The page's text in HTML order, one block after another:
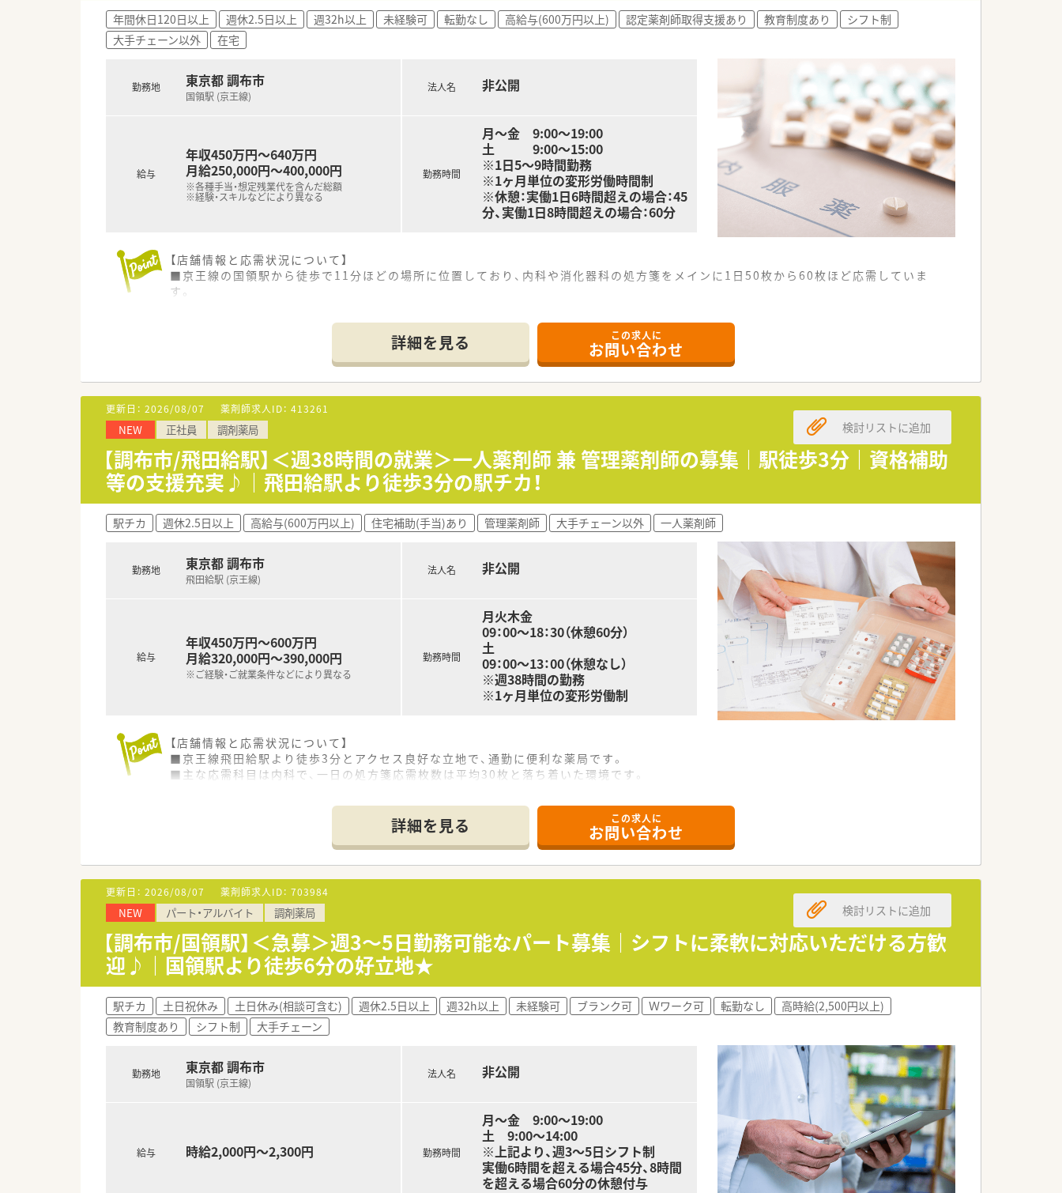
年間休日120日以上 週休2.5日以上 週32h以上 未経験可 転勤なし 高給与(600万円以上) 認定薬剤師取得支援あり 教育制度あり
シフト制
大手チェーン以外
在宅
勤務地 東京都 調布市
国領駅 (京王線)
給与
年収450万円～640万円
月給250,000円～400,000円
※各種手当・想定残業代を含んだ総額
※経験・スキルなどにより異なる
法人名 非公開
勤務時間
月～金 9:00～19:00
土 9:00～15:00
※1日5～9時間勤務
※1ヶ月単位の変形労働時間制
※休憩：実働1日6時間超えの場合：45
分、実働1日8時間超えの場合：60分
【店舗情報と応需状況について】
■京王線の国領駅から徒歩で11分ほどの場所に位置しており、内科や消化器科の処方箋をメインに1日50枚から60枚ほど応需していま
す。
■施設在宅業務にも積極的に取り組んでいる店舗ですので、外来調剤だけでなく地域に根差した在宅医療の経験を積むことが可能とな
【勤務実態について】
■残業時間は非常に少なく定着率が抜群に良い環境であり、仕事が終われば速やかに帰宅してプライベートを充実させることが可能で
す。
■年間休日は120日が確保されており、日祝休みに加えて平日の休みも取得できるため、心身ともにリフレッシュしながら勤務できま
す。
■自宅から60分圏内での配属を原則としており、転居を伴うような無理な転勤や異動は一切ありませんので、安心して長く勤められま
す。
【こんな取り組みをしています】
■社内勉強会やメーカーによる店舗での製品説明会が定期的に開催されており、最新の医療情報や医薬品に関する知識を常にアップデ
■研修認定薬剤師の取得を推奨しており、MPラーニングなどの受講料を法人が50パーセント補助することで継続的な学習を支援してい
ます。
■フットサルを通じて社内の親睦を深めており、毎週水曜日の夜には希望者が集まって汗を流すなど部署を超えた交流が盛んに行われて
詳細を見る この求人に
お問い合わせ
更新日： 2026/08/07 薬剤師求人ID： 413261
NEW 正社員 調剤薬局
【調布市/飛田給駅】＜週38時間の就業＞一人薬剤師 兼 管理薬剤師の募集｜駅徒歩3分｜資格補助
等の支援充実♪｜飛田給駅より徒歩3分の駅チカ！
検討リストに追加
駅チカ 週休2.5日以上 高給与(600万円以上) 住宅補助(手当)あり 管理薬剤師 大手チェーン以外 一人薬剤師
勤務地 東京都 調布市
飛田給駅 (京王線)
給与
年収450万円～600万円
月給320,000円～390,000円
※ご経験・ご就業条件などにより異なる
法人名 非公開
勤務時間
月火木金
09：00～18：30（休憩60分）
土
09：00～13：00（休憩なし）
※週38時間の勤務
※1ヶ月単位の変形労働制
【店舗情報と応需状況について】
■京王線飛田給駅より徒歩3分とアクセス良好な立地で、通勤に便利な薬局です。
■主な応需科目は内科で、一日の処方箋応需枚数は平均30枚と落ち着いた環境です。
■所定労働時間は週38時間となっており、固定休みのためプライベートの予定も立てやすいです。
■水曜・日曜が定休日で、土曜日は午前中までの勤務となり、週休2.5日を確保できます。
■有給休暇は入社半年後に10日付与され、年末年始や夏期休暇も取得できる環境が整っています。
【こんな方にオススメ】
■平日の勤務時間が少し長くても、土曜半日勤務で週休2.5日を希望される方に最適です。
■駅チカで通勤に便利、かつ異動がなく同じ店舗で長く安定して働きたいとお考えの方におすすめです。
■管理薬剤師として、これまでの経験を活かし、裁量を持って店舗運営に携わりたい方にご提案します。
詳細を見る この求人に
お問い合わせ
更新日： 2026/08/07 薬剤師求人ID： 703984
NEW パート・アルバイト 調剤薬局
【調布市/国領駅】＜急募＞週3～5日勤務可能なパート募集｜シフトに柔軟に対応いただける方歓
迎♪｜国領駅より徒歩6分の好立地★
検討リストに追加
駅チカ 土日祝休み 土日休み(相談可含む) 週休2.5日以上 週32h以上 未経験可 ブランク可 Ｗワーク可 転勤なし
高時給(2,500円以上)
教育制度あり
シフト制 大手チェーン
勤務地 東京都 調布市
国領駅 (京王線)
給与 時給2,000円～2,300円
法人名 非公開
勤務時間
月～金 9:00～19:00
土 9:00～14:00
※上記より、週3～5日シフト制
実働6時間を超える場合45分、8時間
を超える場合60分の休憩付与